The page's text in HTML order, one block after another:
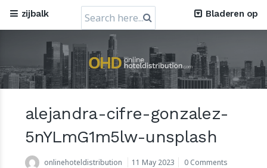
Mews, het in Praag gevestigde Cloud Hospitality
Software Bedrijf, verkrijgt een waardering van USD 1,2
30 July 2024
zijbalk
Search
for:
Bladeren op
alejandra-cifre-gonzalez-
5nYLmG1m5lw-unsplash
onlinehoteldistribution 11 May 2023 0 Comments